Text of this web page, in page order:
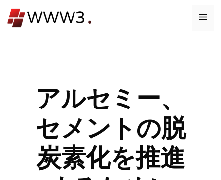
ン
メ
アルセミー、
セメントの脱
炭素化を推進